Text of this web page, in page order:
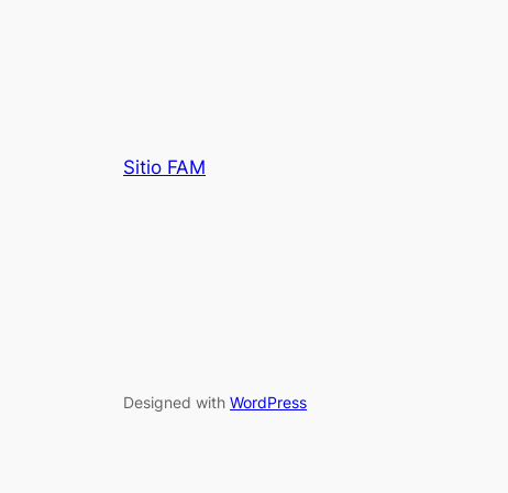
Sitio FAM
Designed with WordPress